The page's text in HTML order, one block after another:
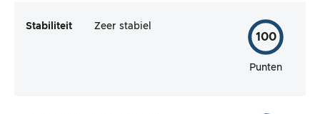
Stabiliteit Zeer stabiel
100
Punten